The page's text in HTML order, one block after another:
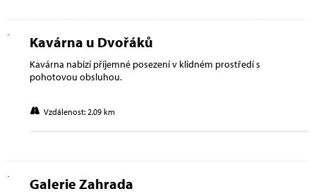
Kavárna u Dvořáků
Kavárna nabízí příjemné posezení v klidném prostředí s
pohotovou obsluhou.
Vzdálenost: 2.09 km
Galerie Zahrada